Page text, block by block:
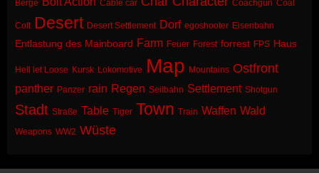
Berge Cable car Coachgun Coal
Colt Desert Desert Settlement Dorf egoshooter Eisenbahn
Entlastung des Mainboard Farm Feuer Forest forrest FPS Haus
Hell let Loose Kursk Lokomotive Map Mountains Ostfront
panther Panzer rain Regen Seilbahn Settlement Shotgun
Stadt Straße Table Tiger Town Train Waffen Wald
Weapons WW2 Wüste